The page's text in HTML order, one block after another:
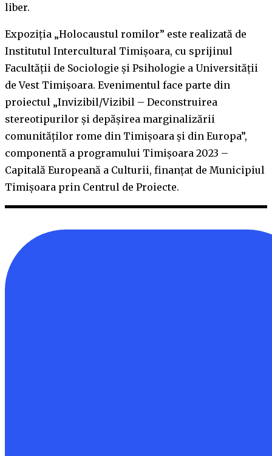
liber.
Expoziția „Holocaustul romilor” este realizată de
Institutul Intercultural Timișoara, cu sprijinul
Facultății de Sociologie și Psihologie a Universității
de Vest Timișoara. Evenimentul face parte din
proiectul „Invizibil/Vizibil – Deconstruirea
stereotipurilor și depășirea marginalizării
comunităților rome din Timișoara și din Europa”,
componentă a programului Timișoara 2023 –
Capitală Europeană a Culturii, finanțat de Municipiul
Timișoara prin Centrul de Proiecte.